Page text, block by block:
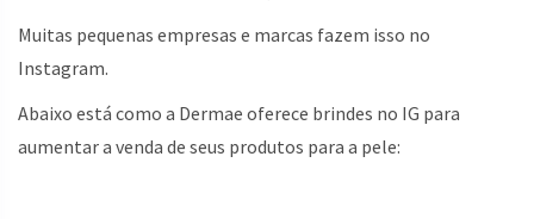
Muitas pequenas empresas e marcas fazem isso no
Instagram.
Abaixo está como a Dermae oferece brindes no IG para
aumentar a venda de seus produtos para a pele: